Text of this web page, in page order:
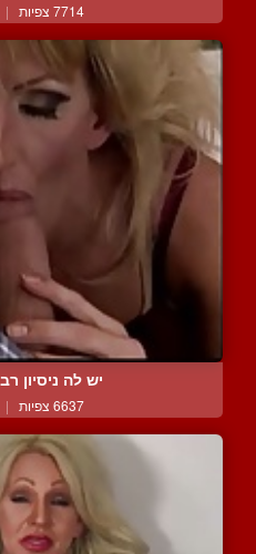
7714 צפיות |
יש לה ניסיון
6637 צפיות |